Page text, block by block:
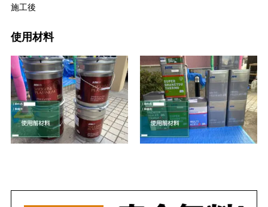
施工後
使用材料